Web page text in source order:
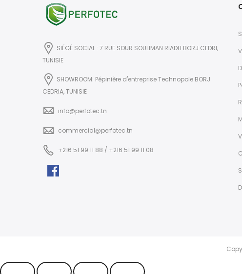
SIÉGÉ SOCIAL : 7 RUE SOUR SOULIMAN RIADH BORJ CEDRI,
TUNISIE
SHOWROOM: Pépinière d'entreprise Technopole BORJ
CEDRIA, TUNISIE
info@perfotec.tn
commercial@perfotec.tn
+216 51 99 11 88 / +216 51 99 11 08